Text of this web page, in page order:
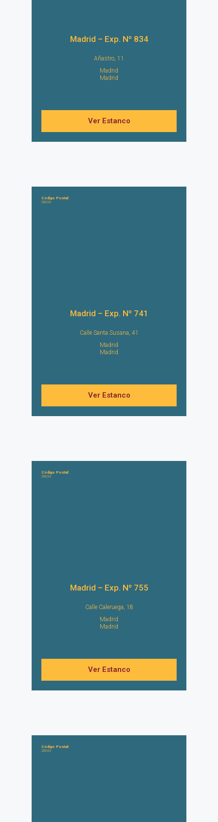
Madrid – Exp. Nº 834
Añastro, 11
Madrid
Madrid
Ver Estanco
Código Postal:
28033
Madrid – Exp. Nº 741
Calle Santa Susana, 41
Madrid
Madrid
Ver Estanco
Código Postal:
28033
Madrid – Exp. Nº 755
Calle Caleruega, 18
Madrid
Madrid
Ver Estanco
Código Postal:
28033